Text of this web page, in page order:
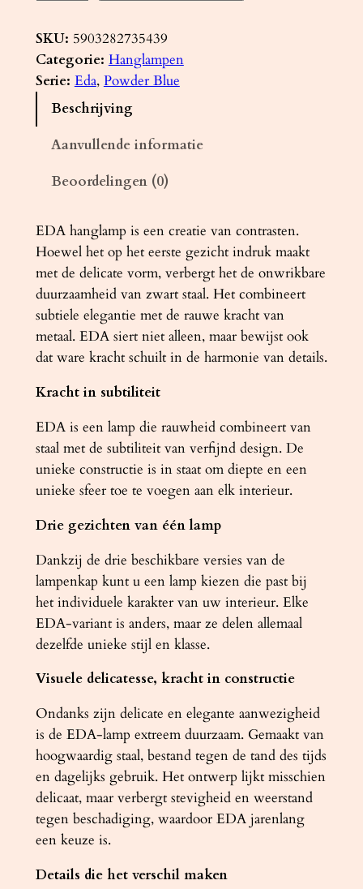
n
g
l
a
a
n
t
a
l
SKU: 5903282735439
Categorie: Hanglampen
Serie: Eda, Powder Blue
Beschrijving
Aanvullende informatie
Beoordelingen (0)
EDA hanglamp is een creatie van contrasten.
Hoewel het op het eerste gezicht indruk maakt
met de delicate vorm, verbergt het de onwrikbare
duurzaamheid van zwart staal. Het combineert
subtiele elegantie met de rauwe kracht van
metaal. EDA siert niet alleen, maar bewijst ook
dat ware kracht schuilt in de harmonie van details.
Kracht in subtiliteit
EDA is een lamp die rauwheid combineert van
staal met de subtiliteit van verfijnd design. De
unieke constructie is in staat om diepte en een
unieke sfeer toe te voegen aan elk interieur.
Drie gezichten van één lamp
Dankzij de drie beschikbare versies van de
lampenkap kunt u een lamp kiezen die past bij
het individuele karakter van uw interieur. Elke
EDA-variant is anders, maar ze delen allemaal
dezelfde unieke stijl en klasse.
Visuele delicatesse, kracht in constructie
Ondanks zijn delicate en elegante aanwezigheid
is de EDA-lamp extreem duurzaam. Gemaakt van
hoogwaardig staal, bestand tegen de tand des tijds
en dagelijks gebruik. Het ontwerp lijkt misschien
delicaat, maar verbergt stevigheid en weerstand
tegen beschadiging, waardoor EDA jarenlang
een keuze is.
Details die het verschil maken